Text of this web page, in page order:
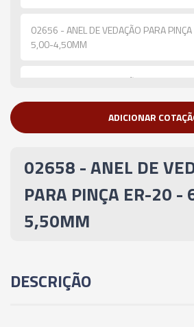
02656 - ANEL DE VEDAÇÃO PARA
5,00-4,50MM
02657 - ANEL DE VEDAÇÃO PARA PINÇA
02658 - ANEL DE VEDAÇÃO PARA
02659 - ANEL DE VEDAÇÃO PARA PINÇA
6,50-6,00MM
02661 - ANEL DE VEDAÇÃO PARA PINÇA
ADICIONAR
02658 - ANEL DE
PARA PINÇA ER-20 -
5,50MM
DESCRIÇÃO